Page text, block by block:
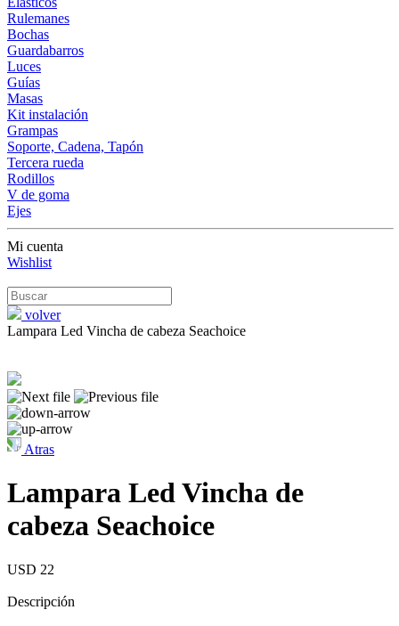
Rulemanes
Bochas
Guardabarros
Luces
Guías
Masas
Kit instalación
Grampas
Soporte, Cadena, Tapón
Tercera rueda
Rodillos
V de goma
Ejes
Mi cuenta
Wishlist
volver
Lampara Led Vincha de cabeza Seachoice
Atras
Lampara Led Vincha de
cabeza Seachoice
USD 22
Descripción